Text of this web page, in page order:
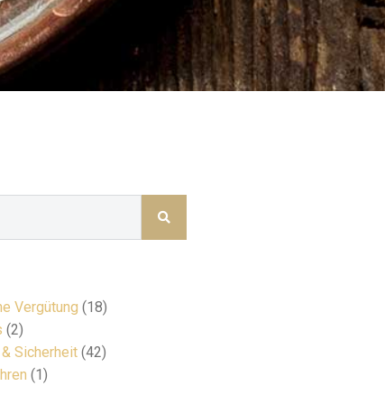
Vergütung (18)
(2)
Sicherheit(42)
(1)